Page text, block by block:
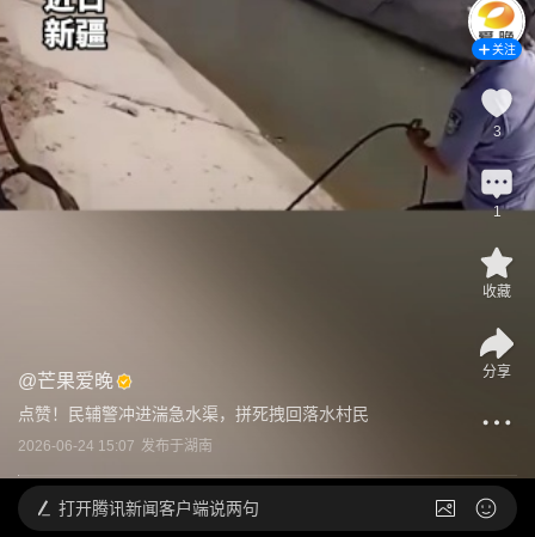
@芒果爱晚
点赞！民辅警冲进湍急水渠，拼死拽回落水村民
2026-06-24 15:07 发布于湖南
关注
3
1
收藏
分享
打开腾讯新闻客户端说两句